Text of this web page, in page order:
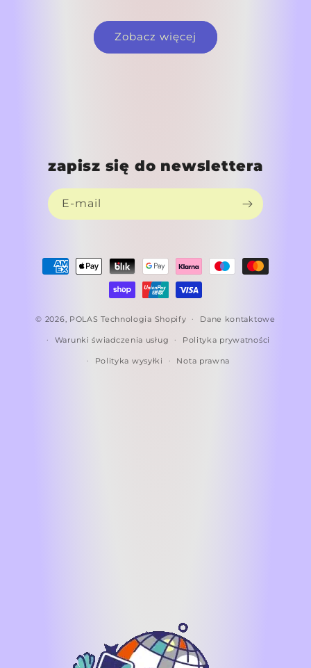
Zobacz więcej
zapisz się do newslettera
E-mail
Metody
płatności
© 2026, POLAS Technologia Shopify Dane kontaktowe
Warunki świadczenia usług Polityka prywatności
Polityka wysyłki Nota prawna